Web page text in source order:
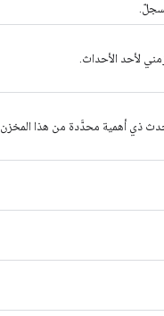
ذي أهمية محدَّدة من هذا المخزن